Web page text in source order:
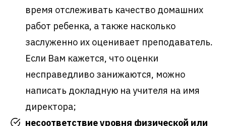
время отслеживать качество домашних
работ ребенка, а также насколько
заслуженно их оценивает преподаватель.
Если Вам кажется, что оценки
несправедливо занижаются, можно
написать докладную на учителя на имя
директора;
несоответствие уровня физической или